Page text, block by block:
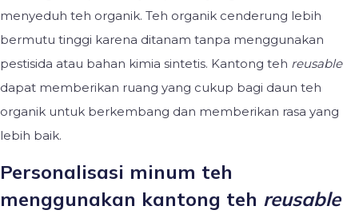
menyeduh teh organik. Teh organik cenderung lebih
bermutu tinggi karena ditanam tanpa menggunakan
pestisida atau bahan kimia sintetis. Kantong teh reusable
dapat memberikan ruang yang cukup bagi daun teh
organik untuk berkembang dan memberikan rasa yang
lebih baik.
Personalisasi minum teh
menggunakan kantong teh reusable